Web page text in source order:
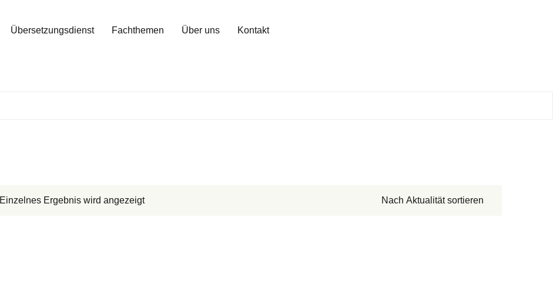
Übersetzungsdienst Fachthemen Über uns Kontakt
Einzelnes Ergebnis wird angezeigt